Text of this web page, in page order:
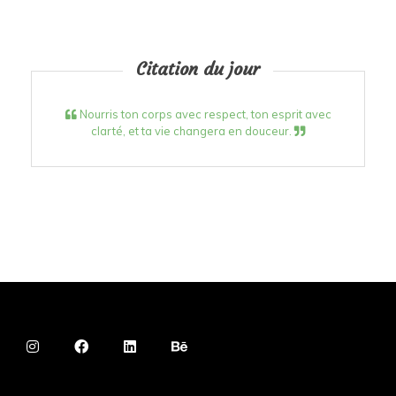
Citation du jour
Nourris ton corps avec respect, ton esprit avec
clarté, et ta vie changera en douceur.